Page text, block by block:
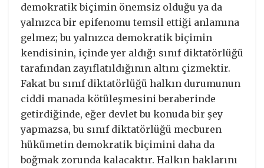
demokratik biçimin önemsiz olduğu ya da
yalnızca bir epifenomu temsil ettiği anlamına
gelmez; bu yalnızca demokratik biçimin
kendisinin, içinde yer aldığı sınıf diktatörlüğü
tarafından zayıflatıldığının altını çizmektir.
Fakat bu sınıf diktatörlüğü halkın durumunun
ciddi manada kötüleşmesini beraberinde
getirdiğinde, eğer devlet bu konuda bir şey
yapmazsa, bu sınıf diktatörlüğü mecburen
hükümetin demokratik biçimini daha da
boğmak zorunda kalacaktır. Halkın haklarını